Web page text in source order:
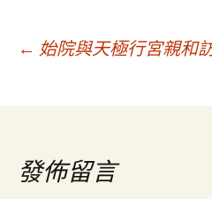
文
章
導
← 始院與天極行宮親和
發佈留言